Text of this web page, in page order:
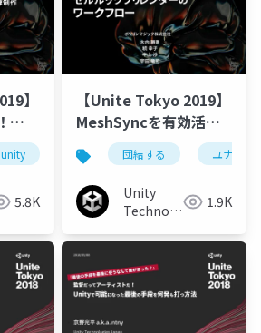
】
模で
unity unitetokyo unite tokyo 2019
5.8K
【Unite Tokyo 2019】
MeshSyncを有効活用
したセルルックプリレ
ンダーのワークフロー
団結する ユナイテ
Unity
Technologies 1.9K